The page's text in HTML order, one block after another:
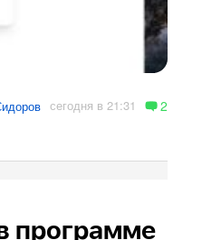
сегодня в 21:31 2
программе